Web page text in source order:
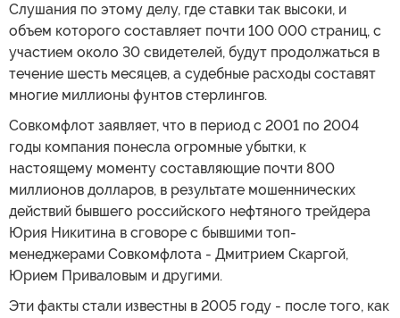
Слушания по этому делу, где ставки так высоки, и
объем которого составляет почти 100 000 страниц, с
участием около 30 свидетелей, будут продолжаться в
течение шесть месяцев, а судебные расходы составят
многие миллионы фунтов стерлингов.
Совкомфлот заявляет, что в период с 2001 по 2004
годы компания понесла огромные убытки, к
настоящему моменту составляющие почти 800
миллионов долларов, в результате мошеннических
действий бывшего российского нефтяного трейдера
Юрия Никитина в сговоре с бывшими топ-
менеджерами Совкомфлота - Дмитрием Скаргой,
Юрием Приваловым и другими.
Эти факты стали известны в 2005 году - после того, как